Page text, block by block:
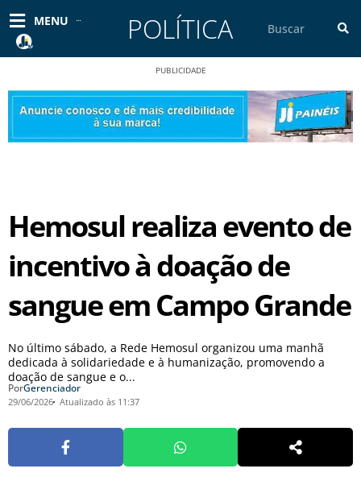
para
conteúdo
MENU POLÍTICA
PUBLICIDADE
Hemosul realiza evento de
incentivo à doação de
sangue em Campo Grande
No último sábado, a Rede Hemosul organizou uma manhã
dedicada à solidariedade e à humanização, promovendo a
doação de sangue e o...
PorGerenciador
29/06/2026 Atualizado às 11:37